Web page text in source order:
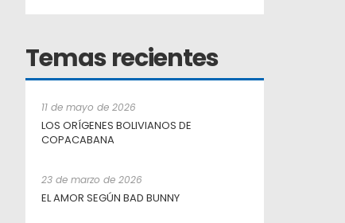
Temas recientes
11 de mayo de 2026
LOS ORÍGENES BOLIVIANOS DE
COPACABANA
23 de marzo de 2026
EL AMOR SEGÚN BAD BUNNY